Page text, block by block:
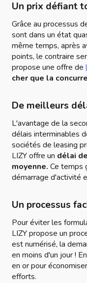
Un prix défiant
Grâce au processus
sont dans un état
même temps, après
points, le contraire
propose une offre de
cher que la
De meilleurs
L'avantage de la
délais interminables
sociétés de leasing
LIZY offre un délai
moyenne. Ce temps
démarrage d'activité
Un processus
Pour éviter les
LIZY propose un
est numérisé, la
en moins d'un jour !
en or pour
efforts.